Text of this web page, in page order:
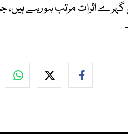
گہرے اثرات مرتب ہو رہے ہیں،